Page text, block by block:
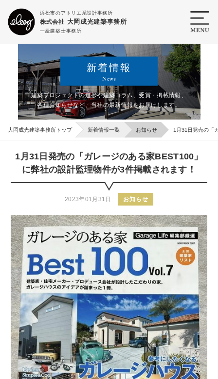
浜松市のアトリエ系設計事務所
株式会社 大岡成光建築事務所
一級建築士事務所
新着情報
News
建築プロジェクトの進捗や建築コラム、受賞・掲載情報、
各種お知らせなど、当社の最新情報をお届けします。
大岡成光建築事務所トップ 新着情報一覧 お知らせ 1月31日発売の「
1月31日発売の「ガレージのある家BEST100」
に弊社の設計監理物件が3件掲載されます！
2023年01月31日 お知らせ